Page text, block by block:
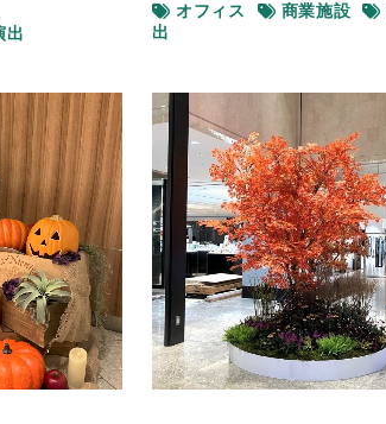
出
オフィス
商業施設
出